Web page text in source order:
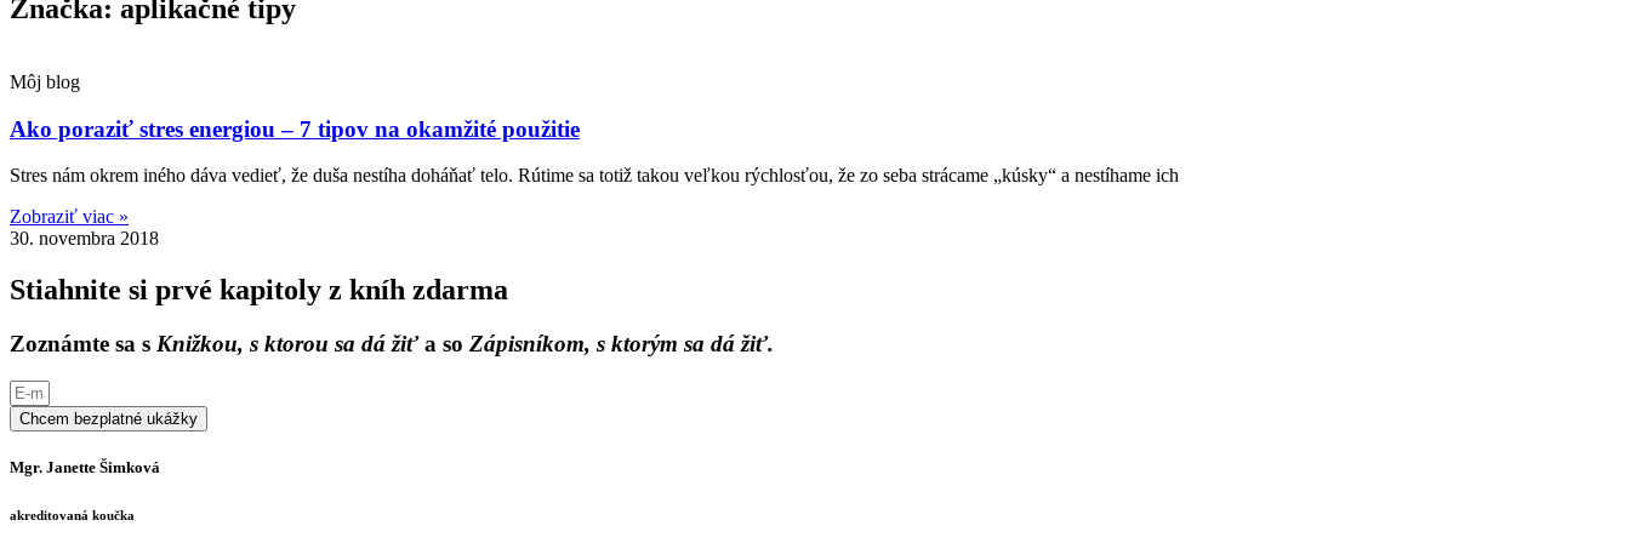
Značka: aplikačné tipy
Môj blog
Ako poraziť stres energiou – 7 tipov na okamžité použitie
Stres nám okrem iného dáva vedieť, že duša nestíha doháňať telo. Rútime sa totiž takou veľkou rýchlosťou, že zo seba strácame „kúsky“ a nestíhame ich
Zobraziť viac »
30. novembra 2018
Stiahnite si prvé kapitoly z kníh zdarma
Zoznámte sa s Knižkou, s ktorou sa dá žiťa so Zápisníkom, s ktorým sa dá žiť.
Chcem bezplatné ukážky
Mgr. Janette Šimková
akreditovaná koučka